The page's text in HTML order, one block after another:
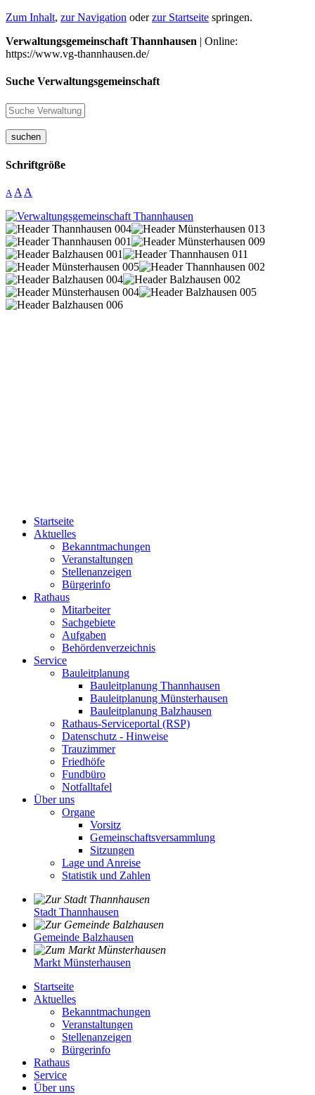
Zum Inhalt, zur Navigation oderzur Startseite springen.
Verwaltungsgemeinschaft Thannhausen | Online:
https://www.vg-thannhausen.de/
Suche Verwaltungsgemeinschaft
suchen
Schriftgröße
A A A
Startseite
Aktuelles
Bekanntmachungen
Veranstaltungen
Stellenanzeigen
Bürgerinfo
Rathaus
Mitarbeiter
Sachgebiete
Aufgaben
Behördenverzeichnis
Service
Bauleitplanung
Bauleitplanung Thannhausen
Bauleitplanung Münsterhausen
Bauleitplanung Balzhausen
Rathaus-Serviceportal (RSP)
Datenschutz - Hinweise
Trauzimmer
Friedhöfe
Fundbüro
Notfalltafel
Über uns
Organe
Vorsitz
Gemeinschaftsversammlung
Sitzungen
Lage und Anreise
Statistik und Zahlen
Stadt Thannhausen
Gemeinde Balzhausen
Markt Münsterhausen
Startseite
Aktuelles
Bekanntmachungen
Veranstaltungen
Stellenanzeigen
Bürgerinfo
Rathaus
Service
Über uns